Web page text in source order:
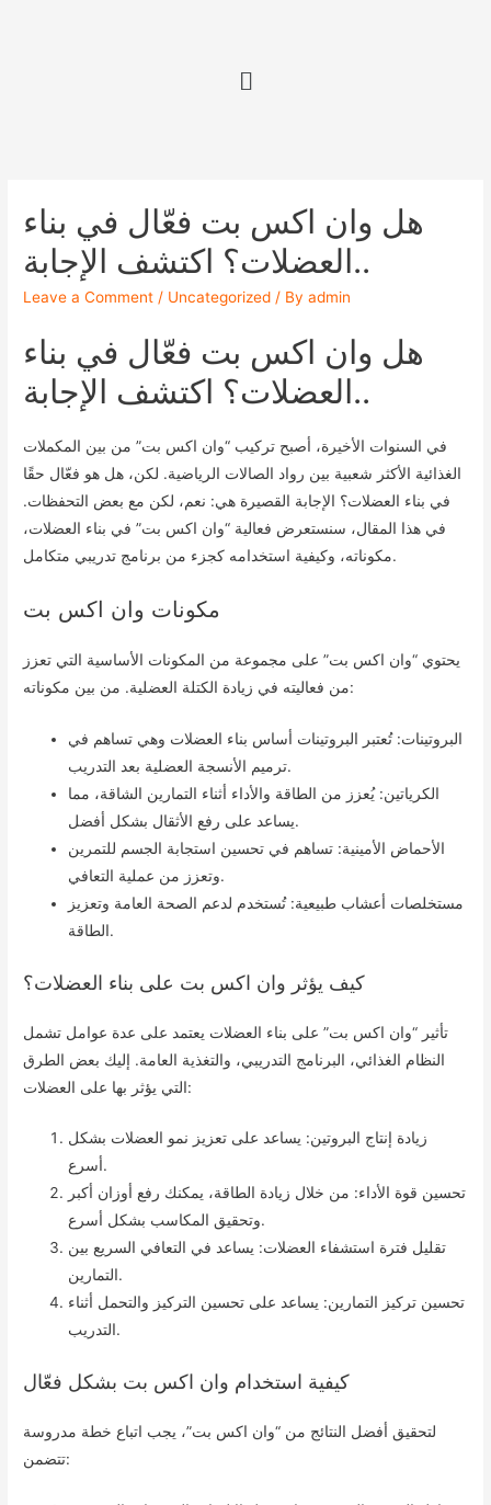
هل وان اكس بت فعّال في بناء
العضلات؟ اكتشف الإجابة..
Leave a Comment / Uncategorized / Byadmin
هل وان اكس بت فعّال في بناء
العضلات؟ اكتشف الإجابة..
في السنوات الأخيرة، أصبح تركيب “وان اكس بت” من بين المكملات
الغذائية الأكثر شعبية بين رواد الصالات الرياضية. لكن، هل هو فعّال حقًا
في بناء العضلات؟ الإجابة القصيرة هي: نعم، لكن مع بعض التحفظات.
في هذا المقال، سنستعرض فعالية “وان اكس بت” في بناء العضلات،
مكوناته، وكيفية استخدامه كجزء من برنامج تدريبي متكامل.
مكونات وان اكس بت
يحتوي “وان اكس بت” على مجموعة من المكونات الأساسية التي تعزز
من فعاليته في زيادة الكتلة العضلية. من بين مكوناته:
البروتينات: تُعتبر البروتينات أساس بناء العضلات وهي تساهم في
ترميم الأنسجة العضلية بعد التدريب.
الكرياتين: يُعزز من الطاقة والأداء أثناء التمارين الشاقة، مما
يساعد على رفع الأثقال بشكل أفضل.
الأحماض الأمينية: تساهم في تحسين استجابة الجسم للتمرين
وتعزز من عملية التعافي.
مستخلصات أعشاب طبيعية: تُستخدم لدعم الصحة العامة وتعزيز
الطاقة.
كيف يؤثر وان اكس بت على بناء العضلات؟
تأثير “وان اكس بت” على بناء العضلات يعتمد على عدة عوامل تشمل
النظام الغذائي، البرنامج التدريبي، والتغذية العامة. إليك بعض الطرق
التي يؤثر بها على العضلات:
زيادة إنتاج البروتين: يساعد على تعزيز نمو العضلات بشكل
أسرع.
تحسين قوة الأداء: من خلال زيادة الطاقة، يمكنك رفع أوزان أكبر
وتحقيق المكاسب بشكل أسرع.
تقليل فترة استشفاء العضلات: يساعد في التعافي السريع بين
التمارين.
تحسين تركيز التمارين: يساعد على تحسين التركيز والتحمل أثناء
التدريب.
كيفية استخدام وان اكس بت بشكل فعّال
لتحقيق أفضل النتائج من “وان اكس بت”، يجب اتباع خطة مدروسة
تتضمن: